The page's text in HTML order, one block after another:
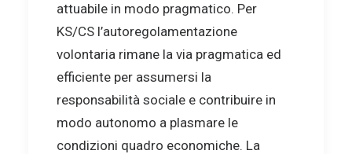
attuabile in modo pragmatico. Per
KS/CS l’autoregolamentazione
volontaria rimane la via pragmatica ed
efficiente per assumersi la
responsabilità sociale e contribuire in
modo autonomo a plasmare le
condizioni quadro economiche. La